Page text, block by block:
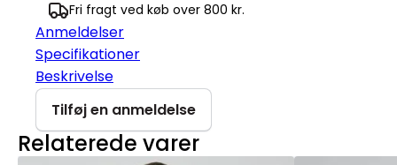
Fri fragt ved køb over 800 kr.
Anmeldelser
Specifikationer
Beskrivelse
Tilføj en anmeldelse
Relaterede varer